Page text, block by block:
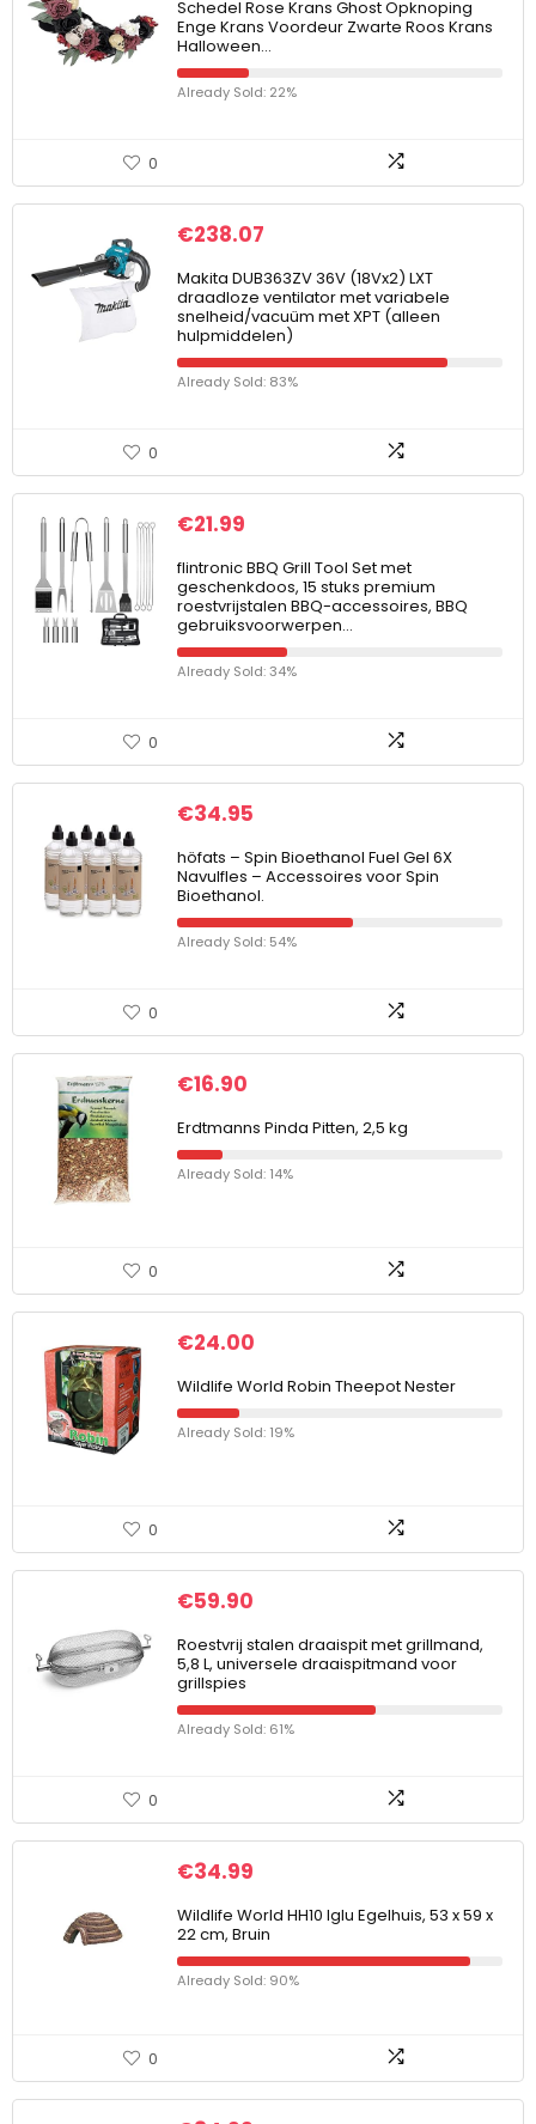
Schedel Rose Krans Ghost Opknoping
Enge Krans Voordeur Zwarte Roos Krans
Halloween…
Already Sold: 22%
0
€238.07
Makita DUB363ZV 36V (18Vx2) LXT
draadloze ventilator met variabele
snelheid/vacuüm met XPT (alleen
hulpmiddelen)
Already Sold: 83%
0
€21.99
flintronic BBQ Grill Tool Set met
geschenkdoos, 15 stuks premium
roestvrijstalen BBQ-accessoires, BBQ
gebruiksvoorwerpen…
Already Sold: 34%
0
€34.95
höfats – Spin Bioethanol Fuel Gel 6X
Navulfles – Accessoires voor Spin
Bioethanol.
Already Sold: 54%
0
€16.90
Erdtmanns Pinda Pitten, 2,5 kg
Already Sold: 14%
0
€24.00
Wildlife World Robin Theepot Nester
Already Sold: 19%
0
€59.90
Roestvrij stalen draaispit met grillmand,
5,8 L, universele draaispitmand voor
grillspies
Already Sold: 61%
0
€34.99
Wildlife World HH10 Iglu Egelhuis, 53 x 59 x
22 cm, Bruin
Already Sold: 90%
0